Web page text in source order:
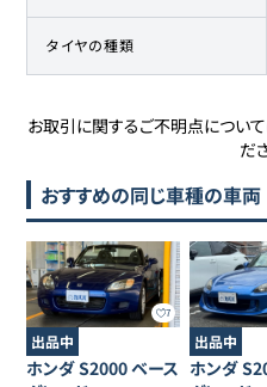
タイヤの種類
お取引に関するご不明点について
だ
おすすめの同じ車種の車両
7
出品中
ホンダS2000ベース
出品中
ホンダ